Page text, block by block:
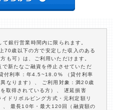
銀行営業時間内に限られます。
70歳以下の方で安定した収入のある
も可）は、ご利用いただけます。
新たなご融資を停止させていただ
付利率：年4.5~18.0% （貸付利率
なります）、 ご利用対象：満20歳
取得されている方）、 遅延損害
ドリボルビング方式・元利定額リ
、 最長10年・最大120回（融資額の